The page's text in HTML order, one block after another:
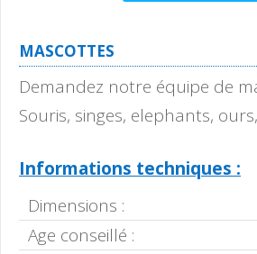
MASCOTTES
Demandez notre équipe de
Souris, singes, elephants,
Informations techniques :
Dimensions :
Age conseillé :